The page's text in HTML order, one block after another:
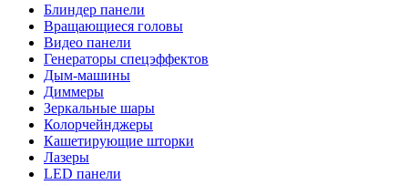
Блиндер панели
Вращающиеся головы
Видео панели
Генераторы спецэффектов
Дым-машины
Диммеры
Зеркальные шары
Колорчейнджеры
Кашетирующие шторки
Лазеры
LED панели